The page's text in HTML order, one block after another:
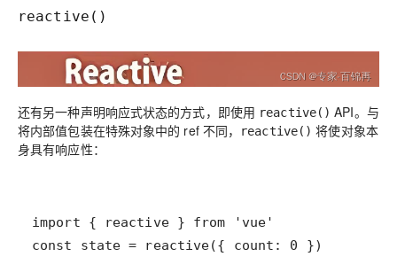
reactive()
还有另一种声明响应式状态的方式，即使用 reactive() API。与
将内部值包装在特殊对象中的 ref 不同，
reactive() 将使对象本
身具有响应性：
const state = reactive({ count: 0 })